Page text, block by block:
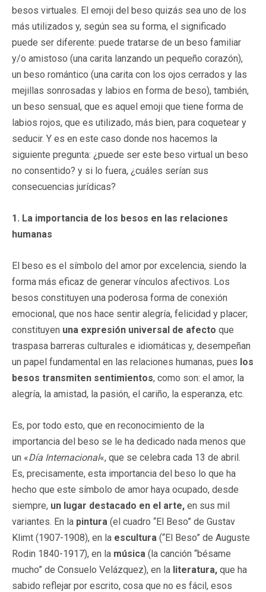
besos virtuales. El emoji del beso quizás sea uno de los
más utilizados y, según sea su forma, el significado
puede ser diferente: puede tratarse de un beso familiar
y/o amistoso (una carita lanzando un pequeño corazón),
un beso romántico (una carita con los ojos cerrados y las
mejillas sonrosadas y labios en forma de beso), también,
un beso sensual, que es aquel emoji que tiene forma de
labios rojos, que es utilizado, más bien, para coquetear y
seducir. Y es en este caso donde nos hacemos la
siguiente pregunta: ¿puede ser este beso virtual un beso
no consentido? y si lo fuera, ¿cuáles serían sus
consecuencias jurídicas?
1. La importancia de los besos en las relaciones
humanas
El beso es el símbolo del amor por excelencia, siendo la
forma más eficaz de generar vínculos afectivos. Los
besos constituyen una poderosa forma de conexión
emocional, que nos hace sentir alegría, felicidad y placer;
constituyen una expresión universal de afecto que
traspasa barreras culturales e idiomáticas y, desempeñan
un papel fundamental en las relaciones humanas, pues los
besos transmiten sentimientos, como son: el amor, la
alegría, la amistad, la pasión, el cariño, la esperanza, etc.
Es, por todo esto, que en reconocimiento de la
importancia del beso se le ha dedicado nada menos que
un «Día Internacional«, que se celebra cada 13 de abril.
Es, precisamente, esta importancia del beso lo que ha
hecho que este símbolo de amor haya ocupado, desde
siempre, un lugar destacado en el arte, en sus mil
variantes. En la pintura (el cuadro “El Beso” de Gustav
Klimt (1907-1908), en la escultura (“El Beso” de Auguste
Rodin 1840-1917), en la música (la canción “bésame
mucho” de Consuelo Velázquez), en la literatura, que ha
sabido reflejar por escrito, cosa que no es fácil, esos